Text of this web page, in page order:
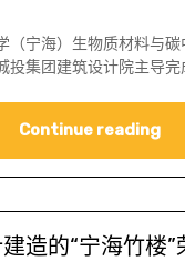
（宁海）生物质材料与
投集团建筑设计院主导
Continue reading
造的“宁海竹楼”